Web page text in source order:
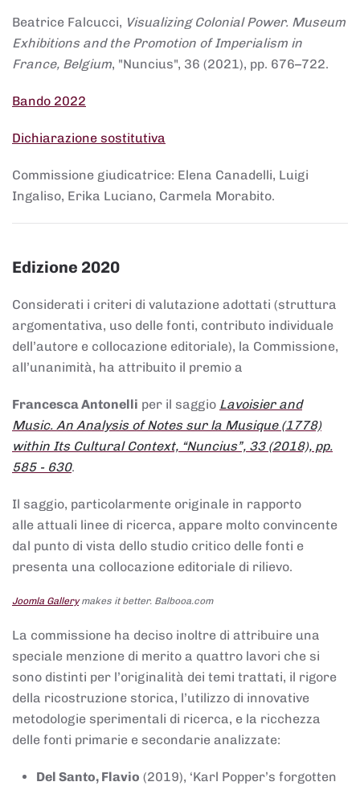
Beatrice Falcucci, Visualizing Colonial Power. Museum
Exhibitions and the Promotion of Imperialism in
France, Belgium, "Nuncius", 36 (2021), pp. 676–722.
Bando 2022
Dichiarazione sostitutiva
Commissione giudicatrice: Elena Canadelli, Luigi
Ingaliso, Erika Luciano, Carmela Morabito.
Edizione 2020
Considerati i criteri di valutazione adottati (struttura
argomentativa, uso delle fonti, contributo individuale
dell’autore e collocazione editoriale), la Commissione,
all’unanimità, ha attribuito il premio a
Francesca Antonelli per il saggio Lavoisier and
Music. An Analysis of Notes sur la Musique (1778)
within Its Cultural Context, “Nuncius”, 33 (2018), pp.
585 - 630.
Il saggio, particolarmente originale in rapporto
alle attuali linee di ricerca, appare molto convincente
dal punto di vista dello studio critico delle fonti e
presenta una collocazione editoriale di rilievo.
Joomla Gallerymakes it better. Balbooa.com
La commissione ha deciso inoltre di attribuire una
speciale menzione di merito a quattro lavori che si
sono distinti per l’originalità dei temi trattati, il rigore
della ricostruzione storica, l’utilizzo di innovative
metodologie sperimentali di ricerca, e la ricchezza
delle fonti primarie e secondarie analizzate:
Del Santo, Flavio (2019), ‘Karl Popper’s forgotten